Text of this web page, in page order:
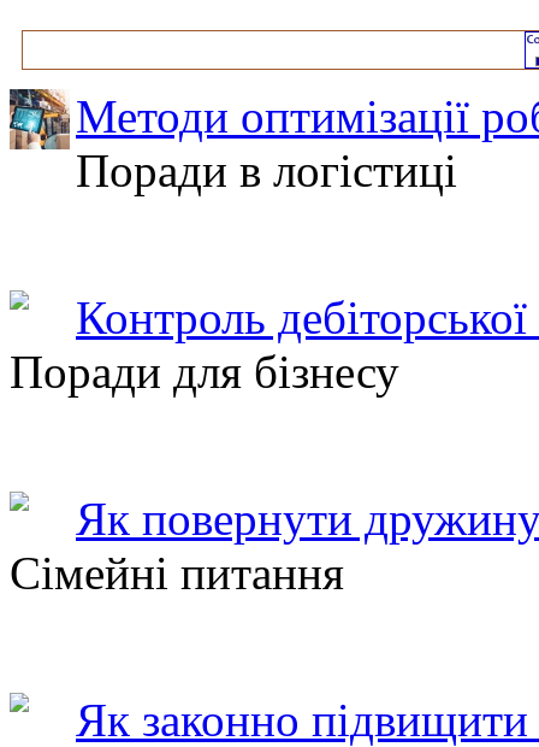
Методи оптимізації
Поради в логістиці
Контроль
Поради для бізнесу
Як повернути
Сімейні питання
Як законно підвищити